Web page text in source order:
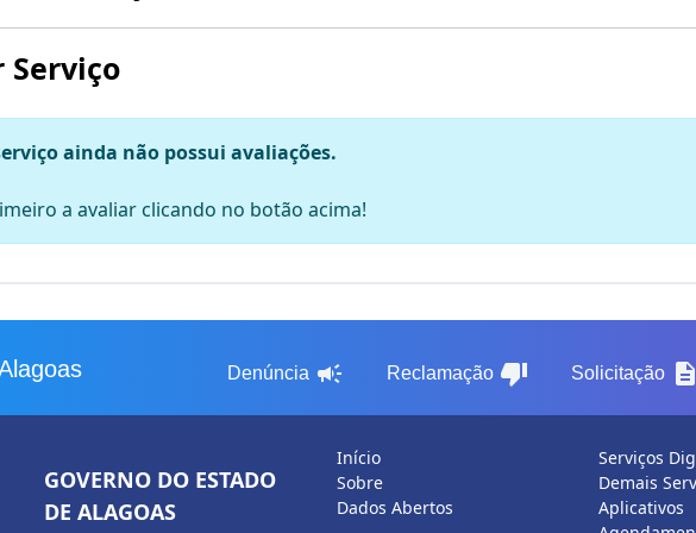
Serviço
ainda não possui avaliações.
a avaliar clicando no botão acima!
Denúncia campaign Reclamação thumb_down Solicitação description
GOVERNO DO ESTADO
DE ALAGOAS
Início
Sobre
Dados Abertos
Serviços
Demais
Aplicativos